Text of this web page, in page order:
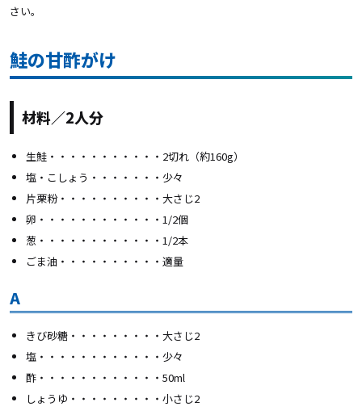
さい。
鮭の甘酢がけ
材料／2人分
生鮭・・・・・・・・・・・2切れ（約160g）
塩・こしょう・・・・・・・少々
片栗粉・・・・・・・・・・大さじ2
卵・・・・・・・・・・・・1/2個
葱・・・・・・・・・・・・1/2本
ごま油・・・・・・・・・・適量
A
きび砂糖・・・・・・・・・大さじ2
塩・・・・・・・・・・・・少々
酢・・・・・・・・・・・・50ml
しょうゆ・・・・・・・・・小さじ2